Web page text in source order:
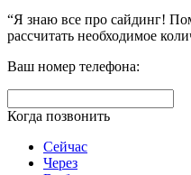
“Я знаю все про сайдинг!
рассчитать необходимое
Ваш номер телефона:
Когда позвонить
Сейчас
Через